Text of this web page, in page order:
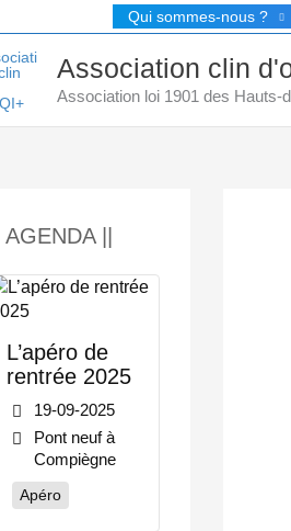
Qui sommes-nous ?
Association clin
Association loi 1901 des Hauts-
|| AGENDA ||
L’apéro de
rentrée 2025
19-09-2025
Pont neuf à
Compiègne
Apéro